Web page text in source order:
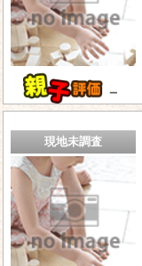
－
現地未調査